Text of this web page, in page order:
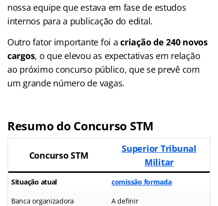
nossa equipe que estava em fase de estudos
internos para a publicação do edital.
Outro fator importante foi acriação de 240 novos
cargos, o que elevou as expectativas em relação
ao próximo concurso público, que se prevê com
um grande número de vagas.
Resumo do Concurso STM
Concurso STM
Superior Tribunal
Militar
Situação atual comissão formada
Banca organizadora A definir